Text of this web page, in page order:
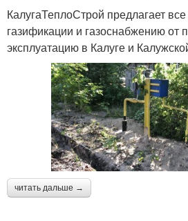
КалугаТеплоСтрой предлагает все
газификации и газоснабжению от
эксплуатацию в Калуге и
читать дальше →